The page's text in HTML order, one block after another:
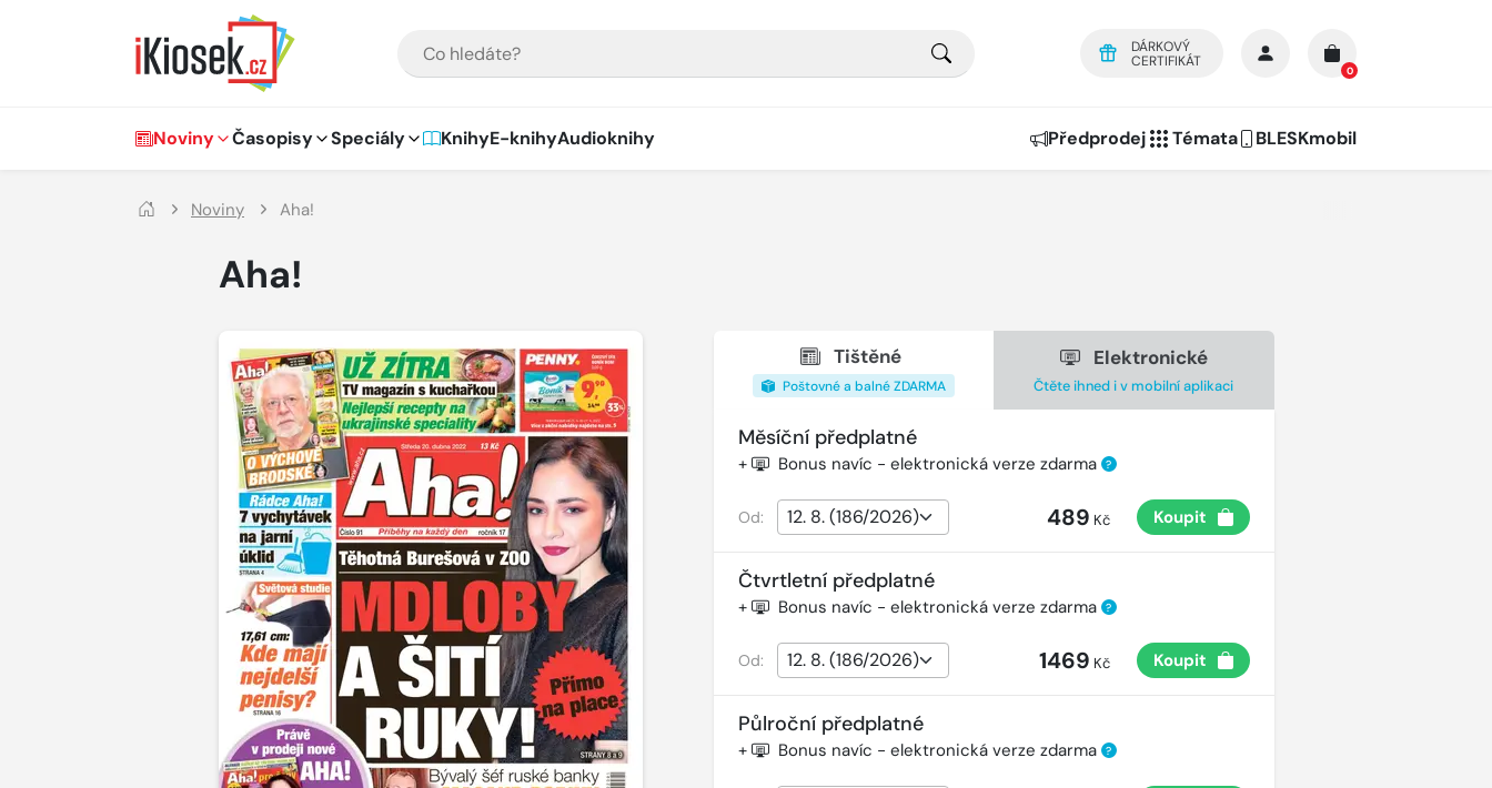
DÁRKOVÝ
CERTIFIKÁT
0
Hlavní navigace
Noviny Časopisy Speciály KnihyE-knihyAudioknihy Předprodej Témata BLESKmobil
Noviny Aha!
Aha!
Tištěné
Poštovné a balné ZDARMA
Elektronické
Čtěte ihned i v mobilní aplikaci
Měsíční předplatné
+ Bonus navíc - elektronická verze zdarma ?
Od: 489 Kč Koupit
Čtvrtletní předplatné
+ Bonus navíc - elektronická verze zdarma ?
Od: 1469 Kč Koupit
Půlroční předplatné
+ Bonus navíc - elektronická verze zdarma ?